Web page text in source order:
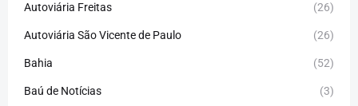
Autoviária Freitas (26)
Autoviária São Vicente de Paulo (26)
Bahia (52)
Baú de Notícias (3)